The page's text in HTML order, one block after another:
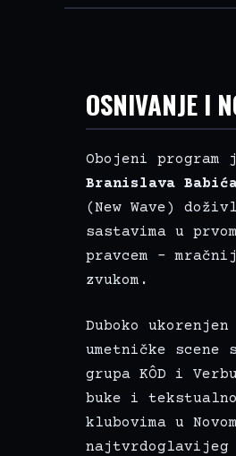
OSNIVANJE I
Obojeni program
Branislava
(New Wave)
sastavima u
pravcem –
zvukom.
Duboko
umetničke
grupa KÔD i
buke i
klubovima u